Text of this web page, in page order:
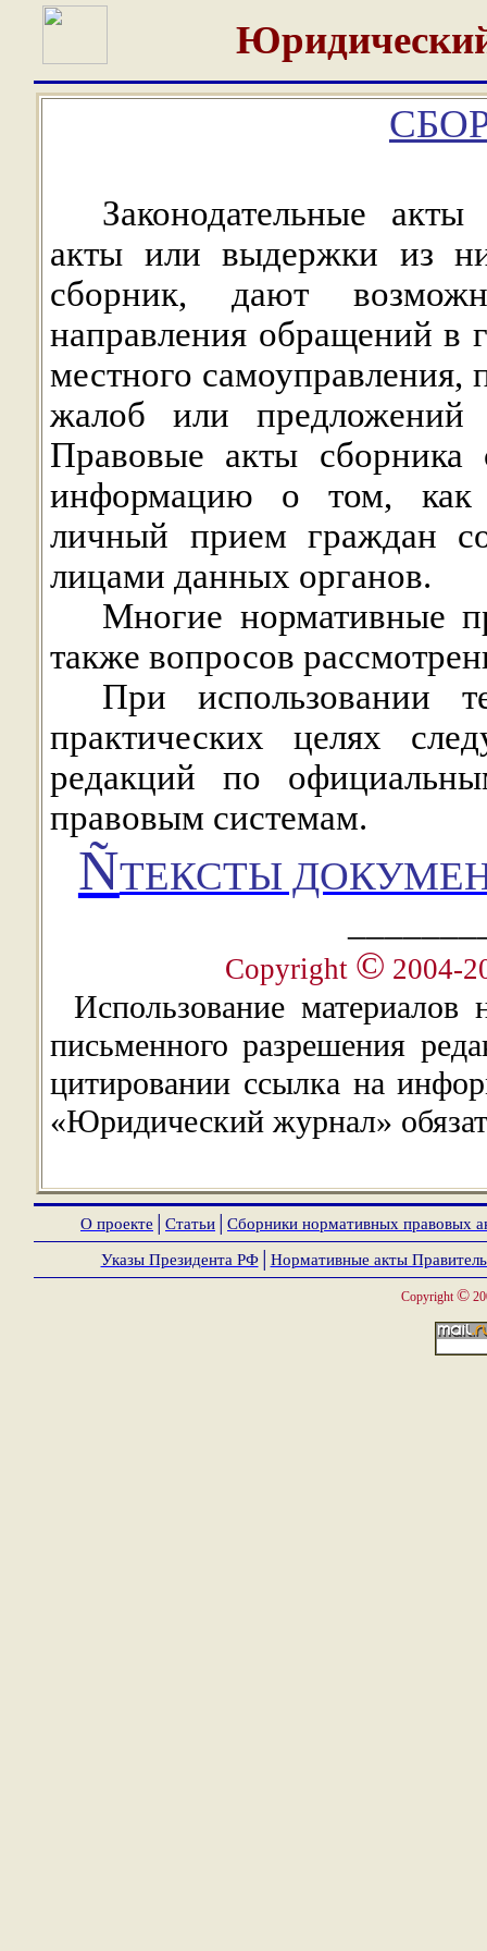
Законодательные
акты или выдержки из
сборник, дают
направления обращений в
местного самоуправления,
жалоб или предложений
Правовые акты сборника
информацию о том, как
личный прием граждан
лицами данных органов.
Многие нормативные
также вопросов
При использовании
практических целях
редакций по
правовым системам.
ÑТЕКСТЫ
Copyright © 2004-
Использование материалов
письменного разрешения
цитировании ссылка на
«Юридический журнал»
О проекте Статьи Сборники нормативных правовых
Указы Президента РФ│ Нормативные акты
Copyright ©